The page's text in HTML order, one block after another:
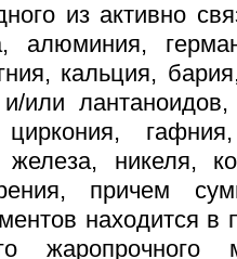
из активно
алюминия,
кальция,
или
никеля,
причем
находится в
жаропрочного